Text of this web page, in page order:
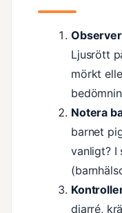
Ljusrött
mörkt
Notera
barnet
vanligt? I
diarré,